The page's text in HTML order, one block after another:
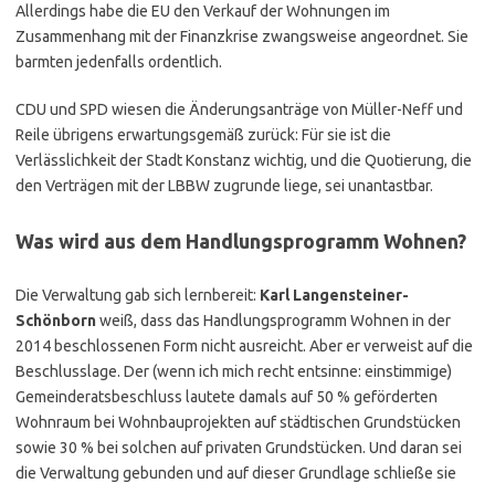
Allerdings habe die EU den Verkauf der Wohnungen im
Zusammenhang mit der Finanzkrise zwangsweise angeordnet. Sie
barmten jedenfalls ordentlich.
CDU und SPD wiesen die Änderungsanträge von Müller-Neff und
Reile übrigens erwartungsgemäß zurück: Für sie ist die
Verlässlichkeit der Stadt Konstanz wichtig, und die Quotierung, die
den Verträgen mit der LBBW zugrunde liege, sei unantastbar.
Was wird aus dem Handlungsprogramm Wohnen?
Die Verwaltung gab sich lernbereit: Karl Langensteiner-
Schönbornweiß, dass das Handlungsprogramm Wohnen in der
2014 beschlossenen Form nicht ausreicht. Aber er verweist auf die
Beschlusslage. Der (wenn ich mich recht entsinne: einstimmige)
Gemeinderatsbeschluss lautete damals auf 50 % geförderten
Wohnraum bei Wohnbauprojekten auf städtischen Grundstücken
sowie 30 % bei solchen auf privaten Grundstücken. Und daran sei
die Verwaltung gebunden und auf dieser Grundlage schließe sie